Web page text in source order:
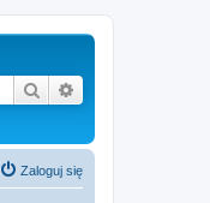
Szukaj
Zaloguj się